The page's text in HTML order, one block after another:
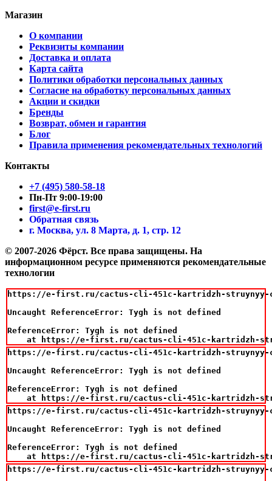
Магазин
О компании
Реквизиты компании
Доставка и оплата
Карта сайта
Политики обработки персональных данных
Согласие на обработку персональных данных
Акции и скидки
Бренды
Возврат, обмен и гарантия
Блог
Правила применения рекомендательных технологий
Контакты
+7 (495) 580-58-18
Пн-Пт 9:00-19:00
first@e-first.ru
Обратная связь
г. Москва, ул. 8 Марта, д. 1, стр. 12
© 2007-2026 Фёрст. Все права защищены. На
информационном ресурсе применяются рекомендательные
технологии
https://e-first.ru/cactus-cli-451c-kartridzh-struynyy-cs-
Uncaught ReferenceError: Tygh is not defined
ReferenceError: Tygh is not defined
at https://e-first.ru/cactus-cli-451c-kartridzh-
https://e-first.ru/cactus-cli-451c-kartridzh-struynyy-cs-
Uncaught ReferenceError: Tygh is not defined
ReferenceError: Tygh is not defined
at https://e-first.ru/cactus-cli-451c-kartridzh-
https://e-first.ru/cactus-cli-451c-kartridzh-struynyy-cs-
Uncaught ReferenceError: Tygh is not defined
ReferenceError: Tygh is not defined
at https://e-first.ru/cactus-cli-451c-kartridzh-
https://e-first.ru/cactus-cli-451c-kartridzh-struynyy-cs-